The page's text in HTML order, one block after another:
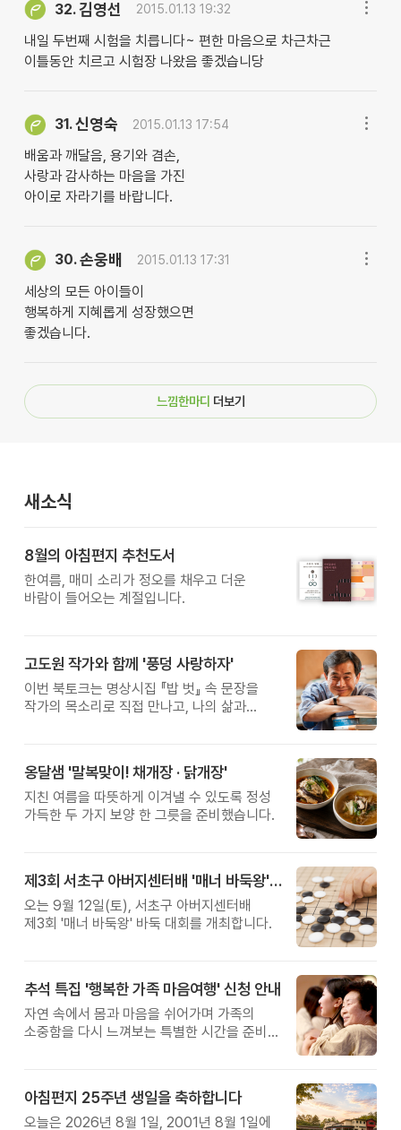
32.김영선 2015.01.13 19:32
내일 두번째 시험을 치릅니다~ 편한 마음으로 차근차근
이틀동안 치르고 시험장 나왔음 좋겠습니당
31.신영숙 2015.01.13 17:54
배움과 깨달음, 용기와 겸손,
사랑과 감사하는 마음을 가진
아이로 자라기를 바랍니다.
30.손웅배 2015.01.13 17:31
세상의 모든 아이들이
행복하게 지혜롭게 성장했으면
좋겠습니다.
느낌한마디 더보기
새소식
8월의 아침편지 추천도서
한여름, 매미 소리가 정오를 채우고 더운
바람이 들어오는 계절입니다.
고도원 작가와 함께 '풍덩 사랑하자'
이번 북토크는 명상시집 『밥 벗』 속 문장을
작가의 목소리로 직접 만나고, 나의 삶과
옹달샘 '말복맞이! 채개장 · 닭개장'
지친 여름을 따뜻하게 이겨낼 수 있도록 정성
가득한 두 가지 보양 한 그릇을 준비했습니다.
제3회 서초구 아버지센터배 '매너 바둑왕' 대회
오는 9월 12일(토), 서초구 아버지센터배
제3회 '매너 바둑왕' 바둑 대회를 개최합니다.
추석 특집 '행복한 가족 마음여행' 신청 안내
자연 속에서 몸과 마음을 쉬어가며 가족의
소중함을 다시 느껴보는 특별한 시간을 준비해
아침편지 25주년 생일을 축하합니다
오늘은 2026년 8월 1일, 2001년 8월 1일에